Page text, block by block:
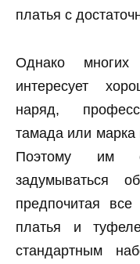
платья с
Однако
интересует
наряд,
тамада или
Поэтому им
задумываться
предпочитая
платья и
стандартным